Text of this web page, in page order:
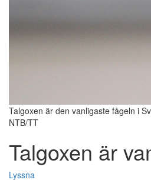
Talgoxen är den vanligaste fågeln i
NTB/TT
Talgoxen är
Lyssna